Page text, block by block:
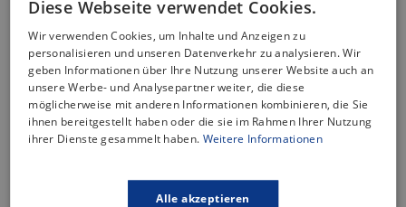
NICHT AUF LAGER
Diese Webseite verwendet Cookies.
Wir verwenden Cookies, um Inhalte und Anzeigen zu
personalisieren und unseren Datenverkehr zu analysieren. Wir
geben Informationen über Ihre Nutzung unserer Website auch an
unsere Werbe- und Analysepartner weiter, die diese
möglicherweise mit anderen Informationen kombinieren, die Sie
ihnen bereitgestellt haben oder die sie im Rahmen Ihrer Nutzung
ihrer Dienste gesammelt haben. Weitere Informationen
Alle akzeptieren